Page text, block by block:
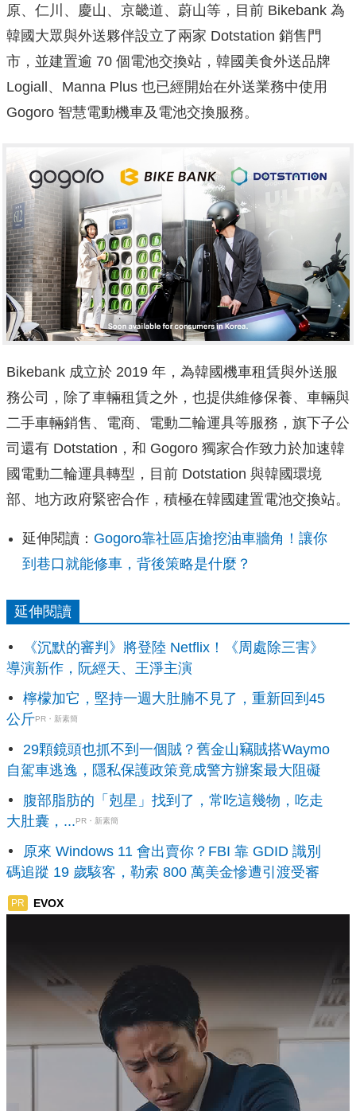
原、仁川、慶山、京畿道、蔚山等，目前 Bikebank 為
韓國大眾與外送夥伴設立了兩家 Dotstation 銷售門
市，並建置逾 70 個電池交換站，韓國美食外送品牌
Logiall、Manna Plus 也已經開始在外送業務中使用
Gogoro 智慧電動機車及電池交換服務。
Bikebank 成立於 2019 年，為韓國機車租賃與外送服
務公司，除了車輛租賃之外，也提供維修保養、車輛與
二手車輛銷售、電商、電動二輪運具等服務，旗下子公
司還有 Dotstation，和 Gogoro 獨家合作致力於加速韓
國電動二輪運具轉型，目前 Dotstation 與韓國環境
部、地方政府緊密合作，積極在韓國建置電池交換站。
延伸閱讀： Gogoro靠社區店搶挖油車牆角！讓你
到巷口就能修車，背後策略是什麼？
延伸閱讀
《沉默的審判》將登陸 Netflix！《周處除三害》
導演新作，阮經天、王淨主演
檸檬加它，堅持一週大肚腩不見了，重新回到45
公斤PR・新素簡
29顆鏡頭也抓不到一個賊？舊金山竊賊搭Waymo
自駕車逃逸，隱私保護政策竟成警方辦案最大阻礙
腹部脂肪的「剋星」找到了，常吃這幾物，吃走
大肚囊，... PR・新素簡
原來 Windows 11 會出賣你？FBI 靠 GDID 識別
碼追蹤 19 歲駭客，勒索 800 萬美金慘遭引渡受審
PR EVOX